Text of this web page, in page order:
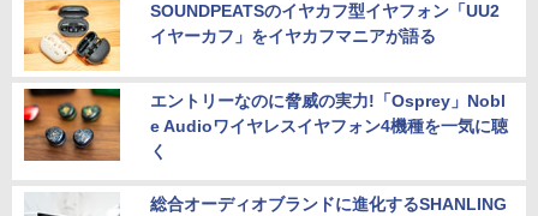
SOUNDPEATSのイヤカフ型イヤフォン「UU2
イヤーカフ」をイヤカフマニアが語る
エントリーなのに脅威の実力!「Osprey」Nobl
e Audioワイヤレスイヤフォン4機種を一気に聴
く
総合オーディオブランドに進化するSHANLING